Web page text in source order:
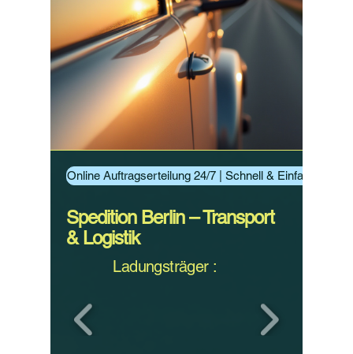
Online Auftragserteilung 24/7 | Schnell & Einfach
Spedition Berlin – Transport
& Logistik
Ladungsträger :